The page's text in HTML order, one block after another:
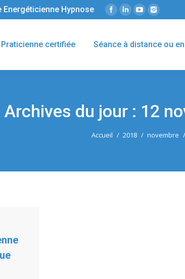
Hypnose
Praticienne certifiée Séance à distance ou
Archives du jour : 12
Accueil 2018 novembre